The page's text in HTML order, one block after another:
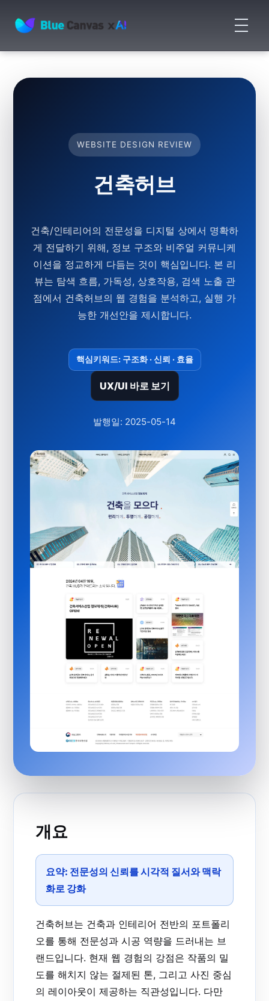
BLUECANVAS
메
뉴
기
WEBSITE DESIGN REVIEW
건축허브
건축/인테리어의 전문성을 디지털 상에서 명확하
게 전달하기 위해, 정보 구조와 비주얼 커뮤니케
이션을 정교하게 다듬는 것이 핵심입니다. 본 리
뷰는 탐색 흐름, 가독성, 상호작용, 검색 노출 관
점에서 건축허브의 웹 경험을 분석하고, 실행 가
능한 개선안을 제시합니다.
핵심키워드: 구조화 · 신뢰 · 효율
UX/UI 바로 보기
발행일: 2025-05-14
개요
요약: 전문성의 신뢰를 시각적 질서와 맥락
화로 강화
건축허브는 건축과 인테리어 전반의 포트폴리
오를 통해 전문성과 시공 역량을 드러내는 브
랜드입니다. 현재 웹 경험의 강점은 작품의 밀
도를 해치지 않는 절제된 톤, 그리고 사진 중심
의 레이아웃이 제공하는 직관성입니다. 다만